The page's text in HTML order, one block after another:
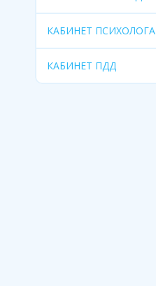
КАБИНЕТ ПСИХОЛОГА
КАБИНЕТ ПДД